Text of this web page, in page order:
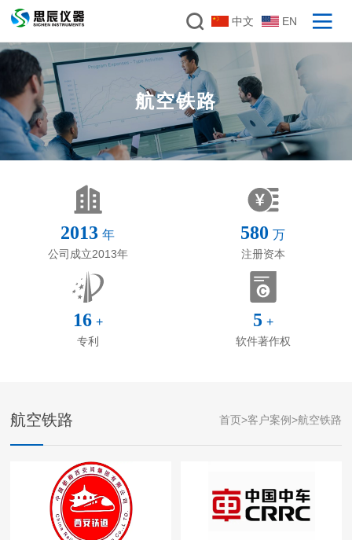
中文 EN
航空铁路
2013 年
公司成立2013年
580 万
注册资本
16 +
专利
5 +
软件著作权
航空铁路 首页>客户案例>航空铁路